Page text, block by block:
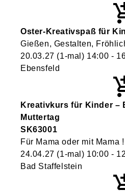
Oster-Kreativspaß für
Gießen, Gestalten,
20.03.27 (1-mal) 14:00 -
Ebensfeld
Kreativkurs für Kinder –
Muttertag
SK63001
Für Mama oder mit Mama !
24.04.27 (1-mal) 10:00 -
Bad Staffelstein